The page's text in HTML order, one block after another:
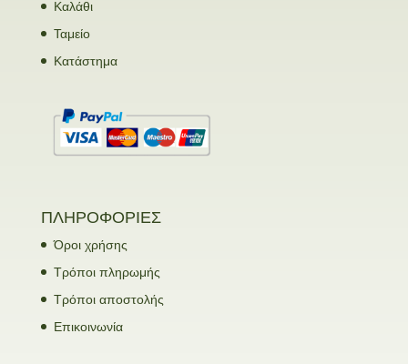
Καλάθι
Ταμείο
Κατάστημα
ΠΛΗΡΟΦΟΡΙΕΣ
Όροι χρήσης
Τρόποι πληρωμής
Τρόποι αποστολής
Επικοινωνία